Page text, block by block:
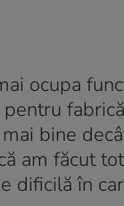
ocupa
bine
am făcut
dificilă în